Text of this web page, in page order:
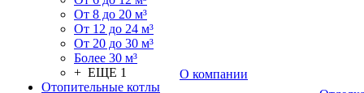
От 8 до 20 м³
От 12 до 24 м³
От 20 до 30 м³
Более 30 м³
+ ЕЩЕ 1
Отопительные котлы
О компании